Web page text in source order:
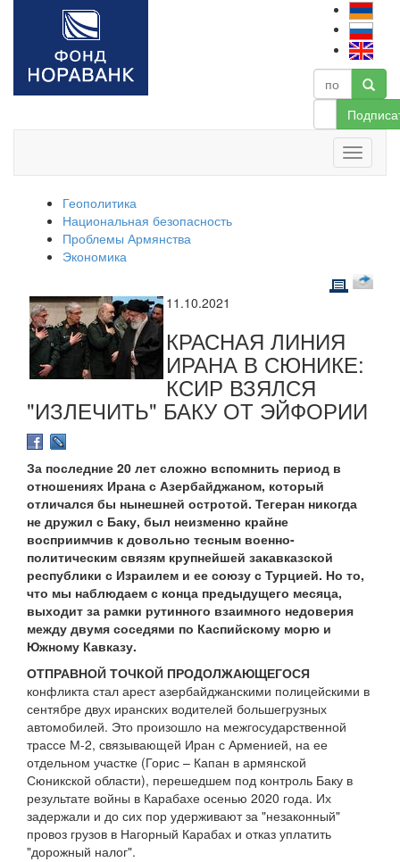
Геополитика
Национальная безопасность
Проблемы Армянства
Экономика
11.10.2021
КРАСНАЯ ЛИНИЯ
ИРАНА В СЮНИКЕ:
КСИР ВЗЯЛСЯ
"ИЗЛЕЧИТЬ" БАКУ ОТ ЭЙФОРИИ
За последние 20 лет сложно вспомнить период в
отношениях Ирана с Азербайджаном, который
отличался бы нынешней остротой. Тегеран никогда
не дружил с Баку, был неизменно крайне
восприимчив к довольно тесным военно-
политическим связям крупнейшей закавказской
республики с Израилем и ее союзу с Турцией. Но то,
что мы наблюдаем с конца предыдущего месяца,
выходит за рамки рутинного взаимного недоверия
между двумя соседями по Каспийскому морю и
Южному Кавказу.
ОТПРАВНОЙ ТОЧКОЙ ПРОДОЛЖАЮЩЕГОСЯ
конфликта стал арест азербайджанскими полицейскими в
сентябре двух иранских водителей большегрузных
автомобилей. Это произошло на межгосударственной
трассе М-2, связывающей Иран с Арменией, на ее
отдельном участке (Горис – Капан в армянской
Сюникской области), перешедшем под контроль Баку в
результате войны в Карабахе осенью 2020 года. Их
задержали и до сих пор удерживают за "незаконный"
провоз грузов в Нагорный Карабах и отказ уплатить
"дорожный налог".